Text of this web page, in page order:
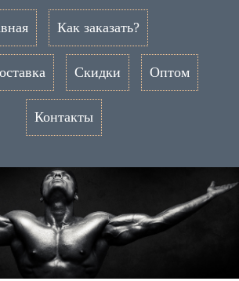
Как заказать?
Скидки Оптом
Контакты